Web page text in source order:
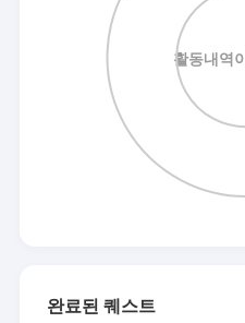
완료된 퀘스트